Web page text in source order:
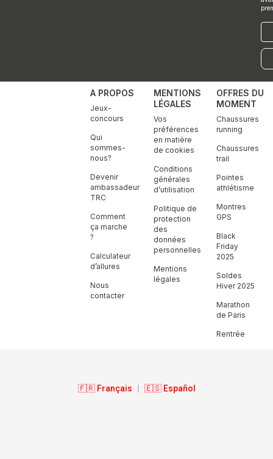
A PROPOS
Jeux-
concours
Qui
sommes-
nous?
Devenir
ambassadeur
TRC
Comment
ça marche
?
Calculateur
d’allures
Nous
contacter
MENTIONS
LÉGALES
Vos
préférences
en matière
de cookies
Conditions
générales
d’utilisation
Politique de
protection
des
données
personnelles
Mentions
légales
OFFRES DU
MOMENT
Chaussures
running
Chaussures
trail
Pointes
athlétisme
Montres
GPS
Black
Friday
2025
Soldes
Hiver 2025
Marathon
de Paris
Rentrée
🇫🇷 Français 🇪🇸 Español